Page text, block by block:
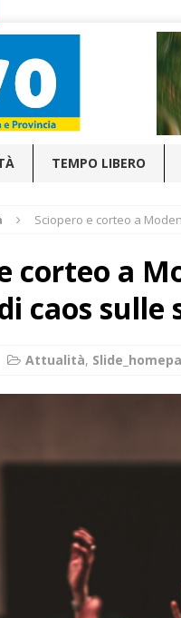
TEMPO LIBERO
Sciopero e corteo a
corteo a
caos sulle
Attualità,